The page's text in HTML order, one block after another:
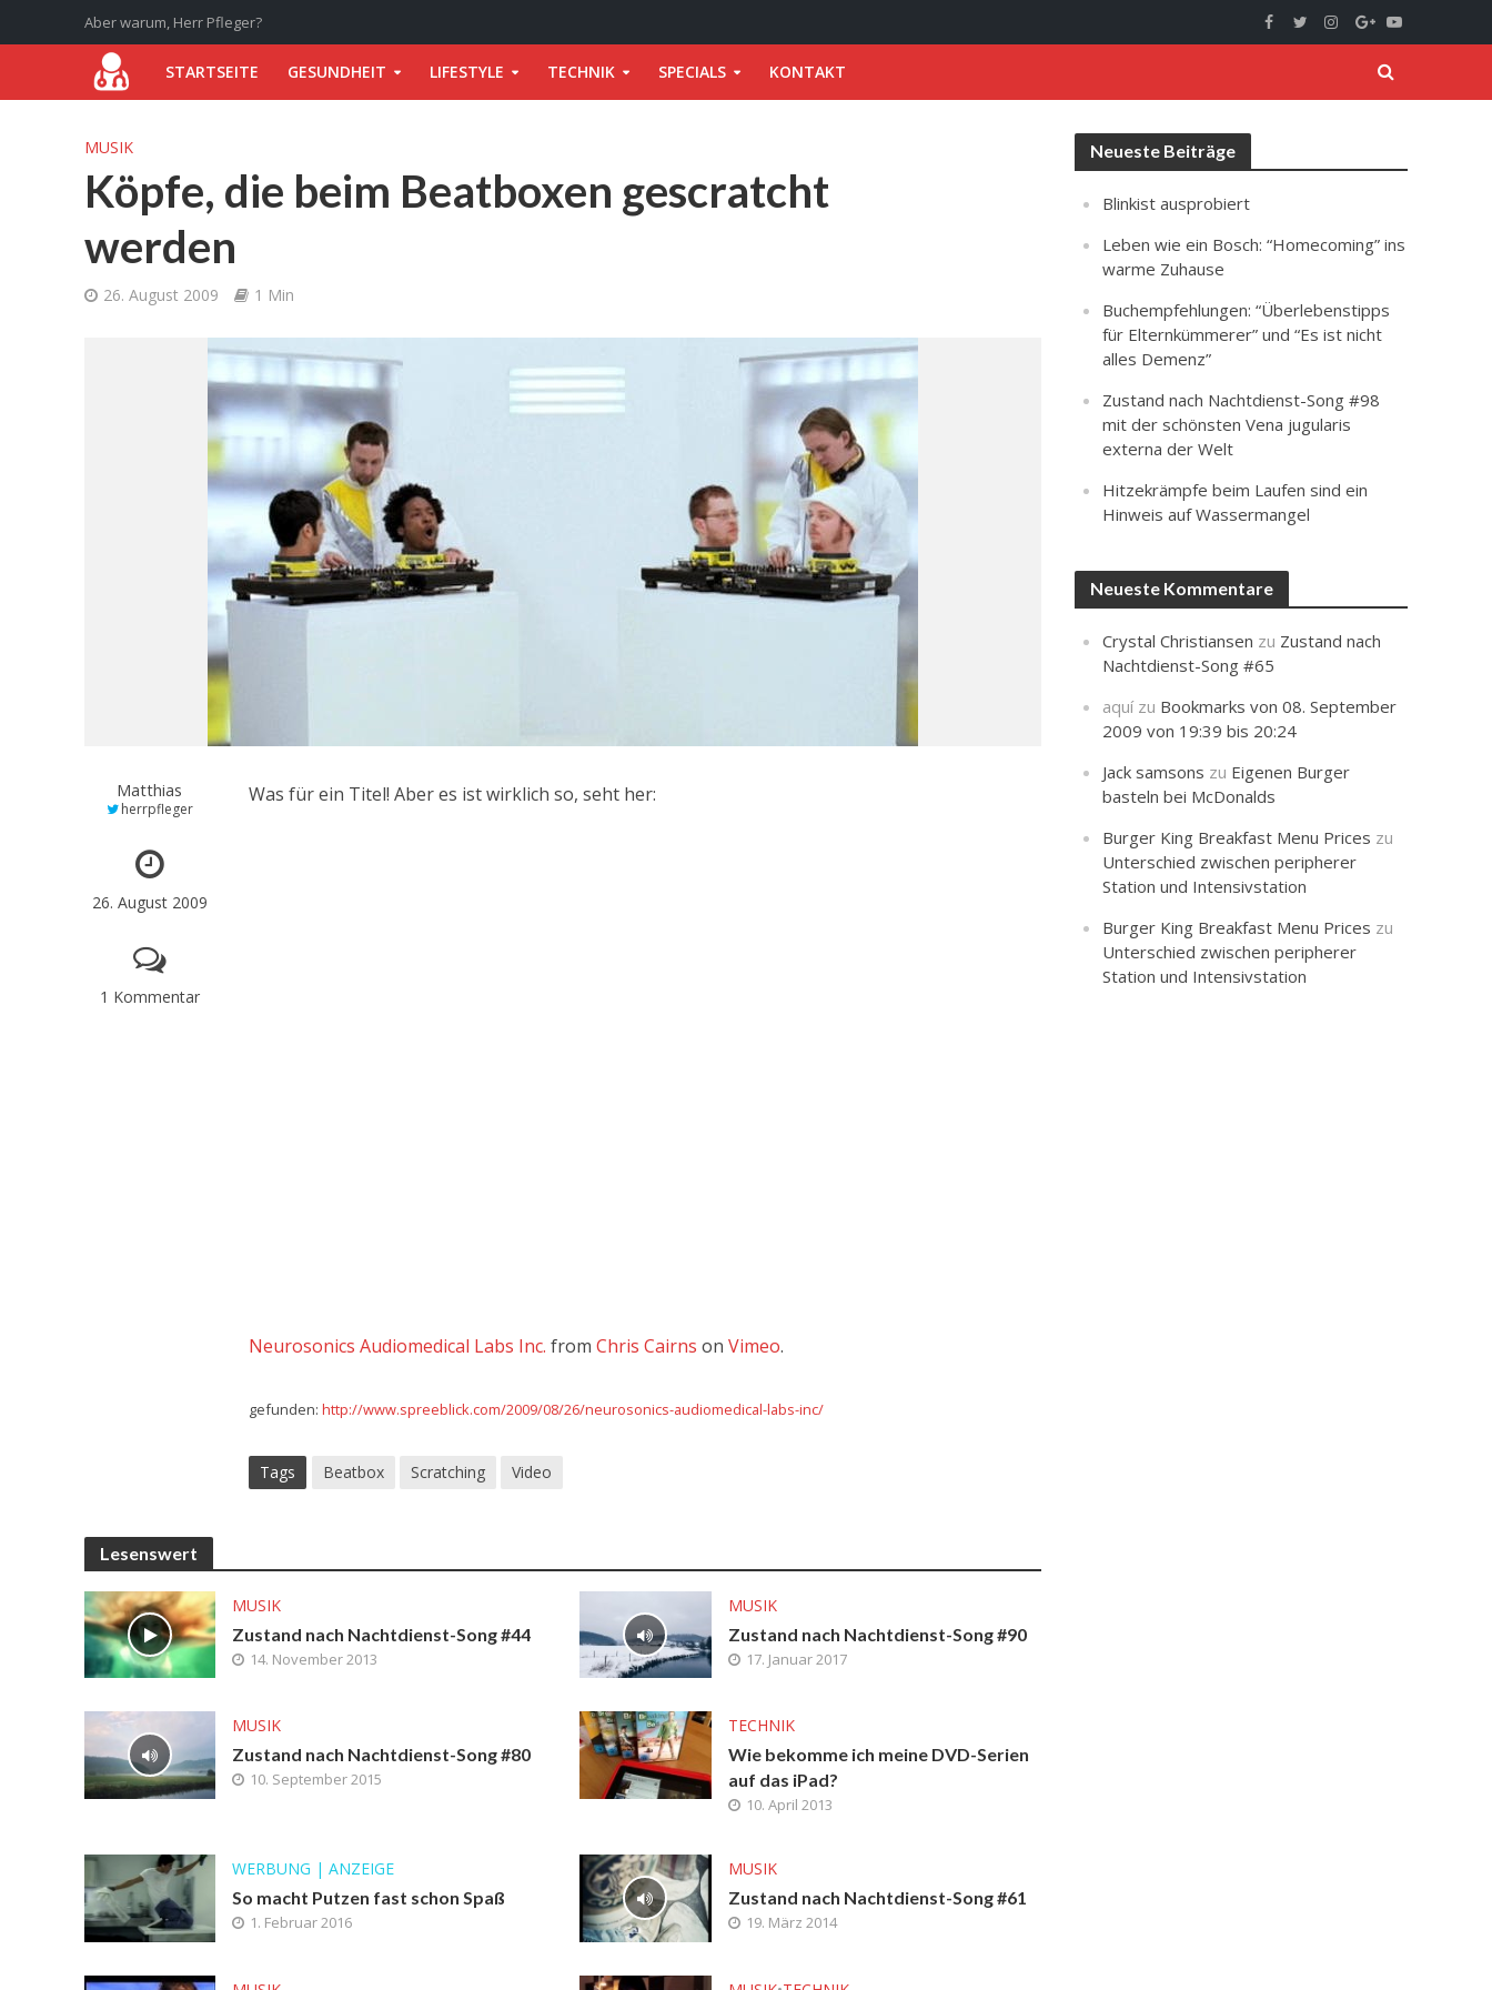
Aber warum, Herr Pfleger?
STARTSEITE GESUNDHEIT LIFESTYLE TECHNIK SPECIALS KONTAKT
MUSIK
Köpfe, die beim Beatboxen gescratcht
werden
26. August 2009 1 Min
Matthias
herrpfleger
26. August 2009
1 Kommentar
Was für ein Titel! Aber es ist wirklich so, seht her:
Neurosonics Audiomedical Labs Inc. fromChris Cairns onVimeo.
gefunden:http://www.spreeblick.com/2009/08/26/neurosonics-audiomedical-labs-inc/
Tags Beatbox Scratching Video
Lesenswert
MUSIK
Zustand nach Nachtdienst-Song #44
14. November 2013
MUSIK
Zustand nach Nachtdienst-Song #90
17. Januar 2017
MUSIK
Zustand nach Nachtdienst-Song #80
10. September 2015
TECHNIK
Wie bekomme ich meine DVD-Serien
auf das iPad?
10. April 2013
WERBUNG | ANZEIGE
So macht Putzen fast schon Spaß
1. Februar 2016
MUSIK
Zustand nach Nachtdienst-Song #61
19. März 2014
Neueste Beiträge
Blinkist ausprobiert
Leben wie ein Bosch: “Homecoming” ins
warme Zuhause
Buchempfehlungen: “Überlebenstipps
für Elternkümmerer” und “Es ist nicht
alles Demenz”
Zustand nach Nachtdienst-Song #98
mit der schönsten Vena jugularis
externa der Welt
Hitzekrämpfe beim Laufen sind ein
Hinweis auf Wassermangel
Neueste Kommentare
Crystal Christiansen zu Zustand nach
Nachtdienst-Song #65
aquízu Bookmarks von 08. September
2009 von 19:39 bis 20:24
Jack samsons zu Eigenen Burger
basteln bei McDonalds
Burger King Breakfast Menu Prices zu
Unterschied zwischen peripherer
Station und Intensivstation
Burger King Breakfast Menu Prices zu
Unterschied zwischen peripherer
Station und Intensivstation